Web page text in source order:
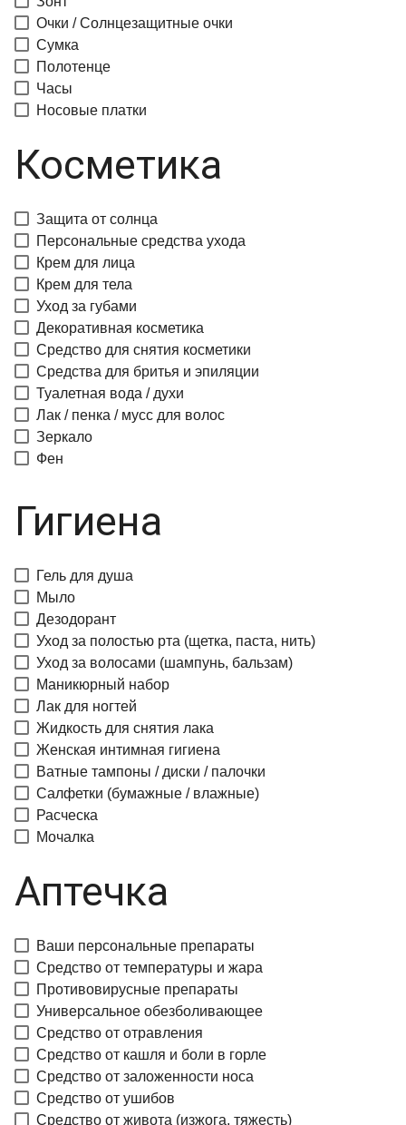
Очки / Солнцезащитные очки
Сумка
Полотенце
Часы
Носовые платки
Косметика
Защита от солнца
Персональные средства ухода
Крем для лица
Крем для тела
Уход за губами
Декоративная косметика
Средство для снятия косметики
Средства для бритья и эпиляции
Туалетная вода / духи
Лак / пенка / мусс для волос
Зеркало
Фен
Гигиена
Гель для душа
Мыло
Дезодорант
Уход за полостью рта (щетка, паста, нить)
Уход за волосами (шампунь, бальзам)
Маникюрный набор
Лак для ногтей
Жидкость для снятия лака
Женская интимная гигиена
Ватные тампоны / диски / палочки
Салфетки (бумажные / влажные)
Расческа
Мочалка
Аптечка
Ваши персональные препараты
Средство от температуры и жара
Противовирусные препараты
Универсальное обезболивающее
Средство от отравления
Средство от кашля и боли в горле
Средство от заложенности носа
Средство от ушибов
Средство от живота (изжога, тяжесть)